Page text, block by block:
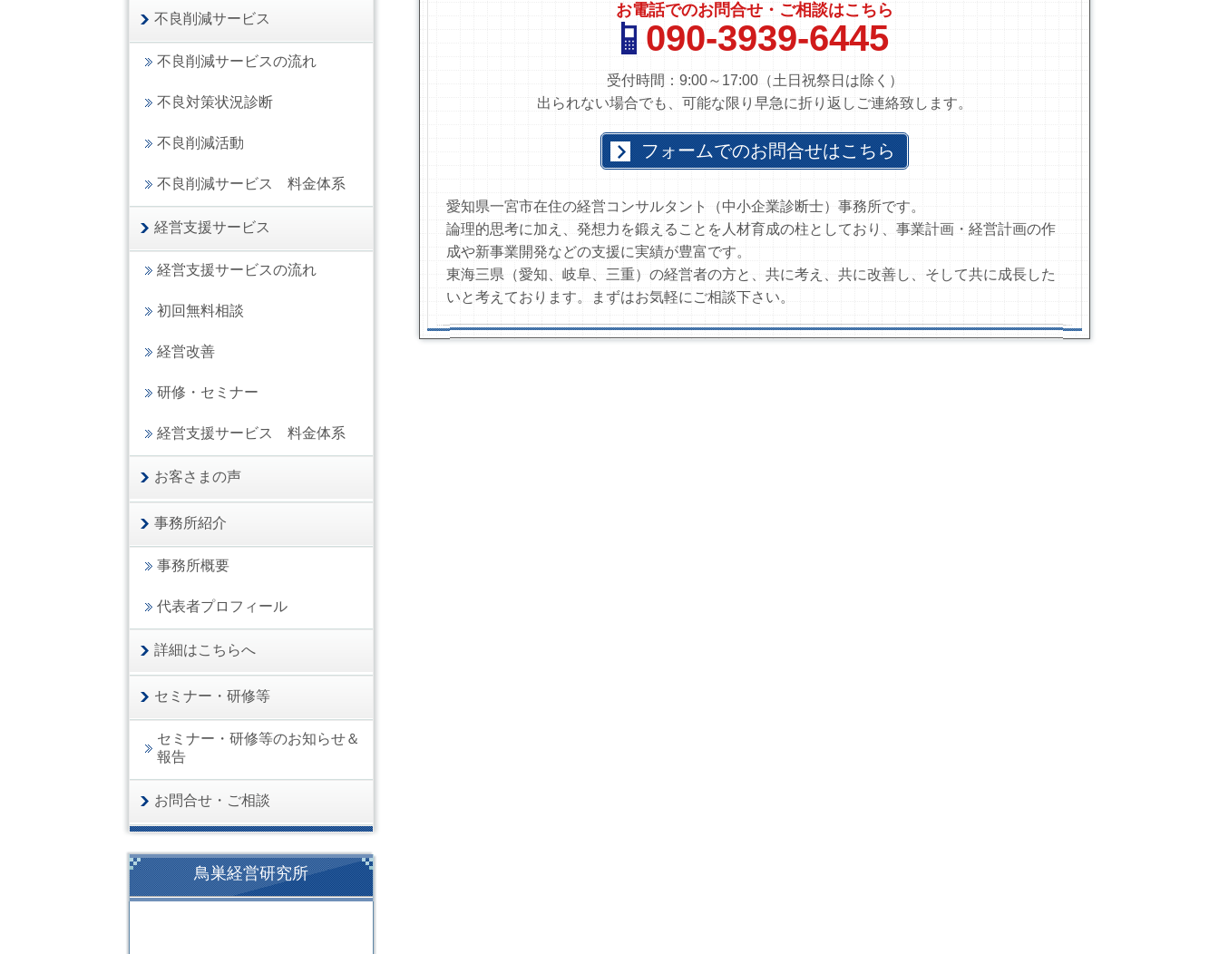
お電話でのお問合せ・ご相談はこちら
090-3939-6445
受付時間：9:00～17:00（土日祝祭日は除く）
出られない場合でも、可能な限り早急に折り返しご連絡致します。
フォームでのお問合せはこちら
愛知県一宮市在住の経営コンサルタント（中小企業診断士）事務所です。
論理的思考に加え、発想力を鍛えることを人材育成の柱としており、事業計画・経営計画の作
成や新事業開発などの支援に実績が豊富です。
東海三県（愛知、岐阜、三重）の経営者の方と、共に考え、共に改善し、そして共に成長した
いと考えております。まずはお気軽にご相談下さい。
不良削減サービス
不良削減サービスの流れ
不良対策状況診断
不良削減活動
不良削減サービス 料金体系
経営支援サービス
経営支援サービスの流れ
初回無料相談
経営改善
研修・セミナー
経営支援サービス 料金体系
お客さまの声
事務所紹介
事務所概要
代表者プロフィール
詳細はこちらへ
セミナー・研修等
セミナー・研修等のお知らせ＆
報告
お問合せ・ご相談
鳥巣経営研究所